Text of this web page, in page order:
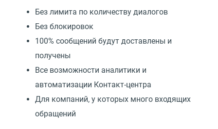
Без лимита по количеству диалогов
Без блокировок
100% сообщений будут доставлены и
получены
Все возможности аналитики и
автоматизации Контакт-центра
Для компаний, у которых много входящих
обращений